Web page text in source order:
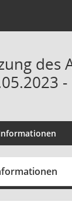
des